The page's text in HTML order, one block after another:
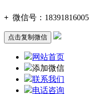
+ 微信号： 18391816005
点击复制微信
网站首页
添加微信
联系我们
电话咨询